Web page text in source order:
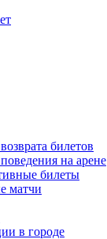
билетов
на арене
билеты
матчи
в городе